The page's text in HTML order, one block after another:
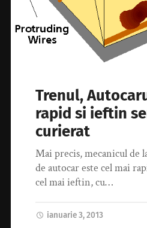
Trenul,
rapid si ieftin
curierat
Mai precis, mecanicul de
de autocar este cel mai
cel mai ieftin, cu…
ianuarie 3, 2013